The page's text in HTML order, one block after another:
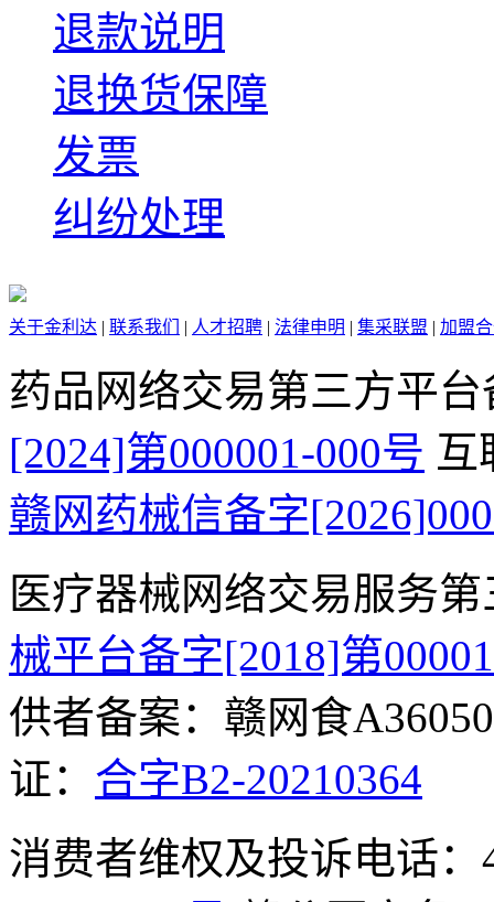
退款说明
退换货保障
发票
纠纷处理
关于金利达 | 联系我们 | 人才招聘 | 法律申明 | 集采联盟 | 加盟
药品网络交易第三方平
[2024]第000001-000号 互
赣网药械信备字
医疗器械网络交易服务
械平台备字[2018]第
供者备案：赣网食
证： 合字B2-20210364
消费者维权及投诉电话：